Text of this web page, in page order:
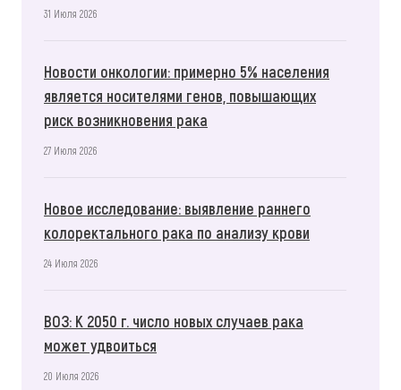
31 Июля 2026
Новости онкологии: примерно 5% населения
является носителями генов, повышающих
риск возникновения рака
27 Июля 2026
Новое исследование: выявление раннего
колоректального рака по анализу крови
24 Июля 2026
ВОЗ: К 2050 г. число новых случаев рака
может удвоиться
20 Июля 2026